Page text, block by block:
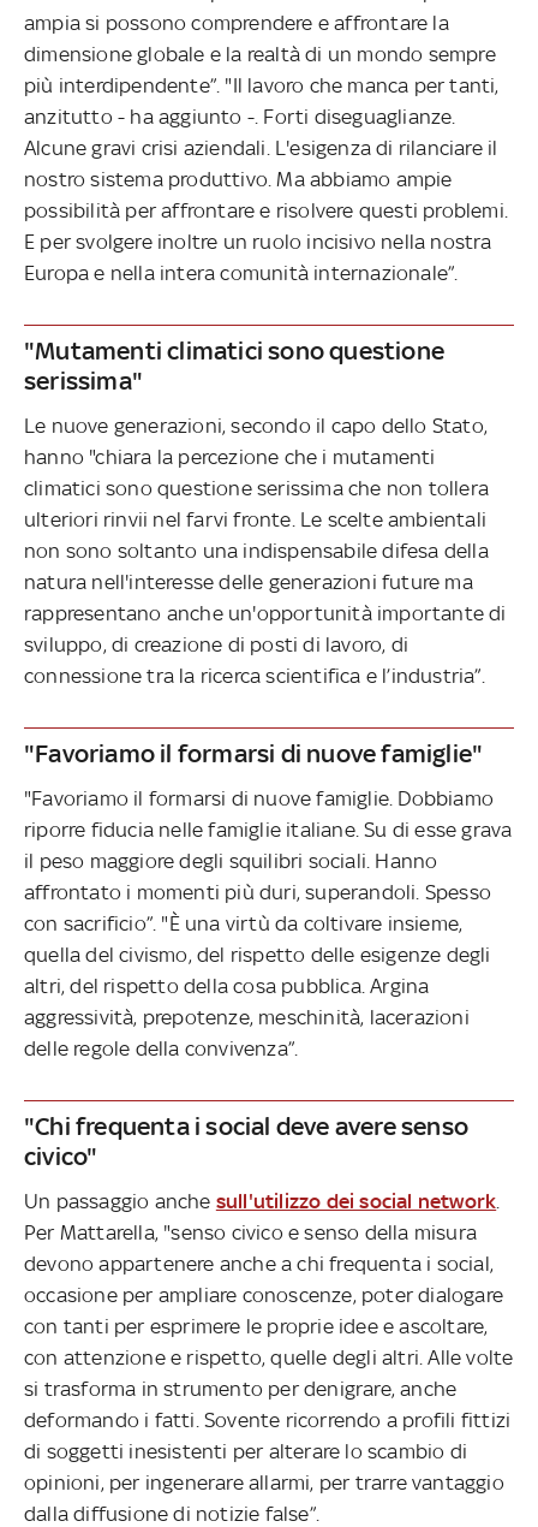
ampia si possono comprendere e affrontare la
dimensione globale e la realtà di un mondo sempre
più interdipendente”. "Il lavoro che manca per tanti,
anzitutto - ha aggiunto -. Forti diseguaglianze.
Alcune gravi crisi aziendali. L'esigenza di rilanciare il
nostro sistema produttivo. Ma abbiamo ampie
possibilità per affrontare e risolvere questi problemi.
E per svolgere inoltre un ruolo incisivo nella nostra
Europa e nella intera comunità internazionale”.
"Mutamenti climatici sono questione
serissima"
Le nuove generazioni, secondo il capo dello Stato,
hanno "chiara la percezione che i mutamenti
climatici sono questione serissima che non tollera
ulteriori rinvii nel farvi fronte. Le scelte ambientali
non sono soltanto una indispensabile difesa della
natura nell'interesse delle generazioni future ma
rappresentano anche un'opportunità importante di
sviluppo, di creazione di posti di lavoro, di
connessione tra la ricerca scientifica e l’industria”.
"Favoriamo il formarsi di nuove famiglie"
"Favoriamo il formarsi di nuove famiglie. Dobbiamo
riporre fiducia nelle famiglie italiane. Su di esse grava
il peso maggiore degli squilibri sociali. Hanno
affrontato i momenti più duri, superandoli. Spesso
con sacrificio”. "È una virtù da coltivare insieme,
quella del civismo, del rispetto delle esigenze degli
altri, del rispetto della cosa pubblica. Argina
aggressività, prepotenze, meschinità, lacerazioni
delle regole della convivenza”.
"Chi frequenta i social deve avere senso
civico"
Un passaggio anche sull'utilizzo dei social network
Per Mattarella, "senso civico e senso della misura
devono appartenere anche a chi frequenta i social,
occasione per ampliare conoscenze, poter dialogare
con tanti per esprimere le proprie idee e ascoltare,
con attenzione e rispetto, quelle degli altri. Alle volte
si trasforma in strumento per denigrare, anche
deformando i fatti. Sovente ricorrendo a profili fittizi
di soggetti inesistenti per alterare lo scambio di
opinioni, per ingenerare allarmi, per trarre vantaggio
dalla diffusione di notizie false”.